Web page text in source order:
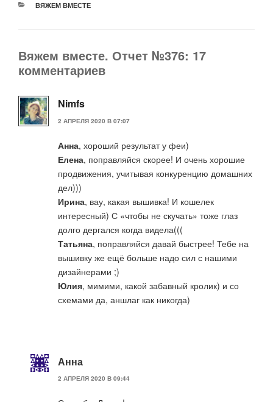
РУБРИКИ
ВЯЖЕМ ВМЕСТЕ
Вяжем вместе. Отчет №376: 17
комментариев
Nimfs
2 АПРЕЛЯ 2020 В 07:07
Анна, хороший результат у феи)
Елена, поправляйся скорее! И очень хорошие
продвижения, учитывая конкуренцию домашних
дел)))
Ирина, вау, какая вышивка! И кошелек
интересный) С «чтобы не скучать» тоже глаз
долго дергался когда видела(((
Татьяна, поправляйся давай быстрее! Тебе на
вышивку же ещё больше надо сил с нашими
дизайнерами ;)
Юлия, мимими, какой забавный кролик) и со
схемами да, аншлаг как никогда)
Анна
2 АПРЕЛЯ 2020 В 09:44